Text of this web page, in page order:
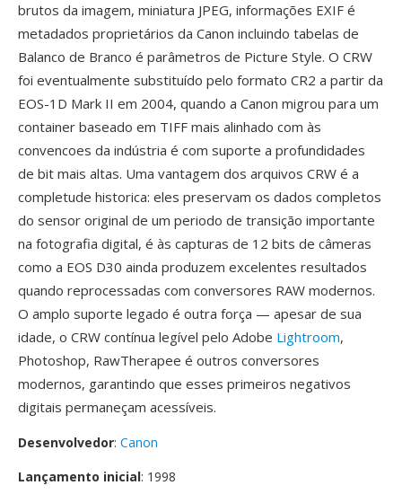
brutos da imagem, miniatura JPEG, informações EXIF é
metadados proprietários da Canon incluindo tabelas de
Balanco de Branco é parâmetros de Picture Style. O CRW
foi eventualmente substituído pelo formato CR2 a partir da
EOS-1D Mark II em 2004, quando a Canon migrou para um
container baseado em TIFF mais alinhado com às
convencoes da indústria é com suporte a profundidades
de bit mais altas. Uma vantagem dos arquivos CRW é a
completude historica: eles preservam os dados completos
do sensor original de um periodo de transição importante
na fotografia digital, é às capturas de 12 bits de câmeras
como a EOS D30 ainda produzem excelentes resultados
quando reprocessadas com conversores RAW modernos.
O amplo suporte legado é outra força — apesar de sua
idade, o CRW contínua legível pelo Adobe Lightroom,
Photoshop, RawTherapee é outros conversores
modernos, garantindo que esses primeiros negativos
digitais permaneçam acessíveis.
Desenvolvedor: Canon
Lançamento inicial: 1998